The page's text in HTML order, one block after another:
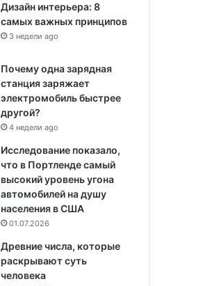
Дизайн интерьера: 8
самых важных принципов
3 недели ago
Почему одна зарядная
станция заряжает
электромобиль быстрее
другой?
4 недели ago
Исследование показало,
что в Портленде самый
высокий уровень угона
автомобилей на душу
населения в США
01.07.2026
Древние числа, которые
раскрывают суть
человека